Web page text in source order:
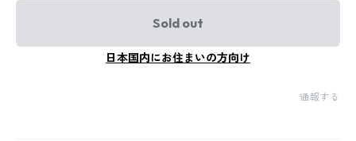
Sold out
日本国内にお住まいの方向け
通報する